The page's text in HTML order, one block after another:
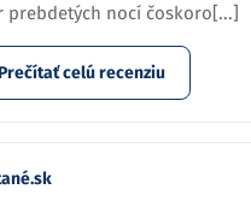
prebdetých nocí čoskoro[...]
Prečítať celú recenziu